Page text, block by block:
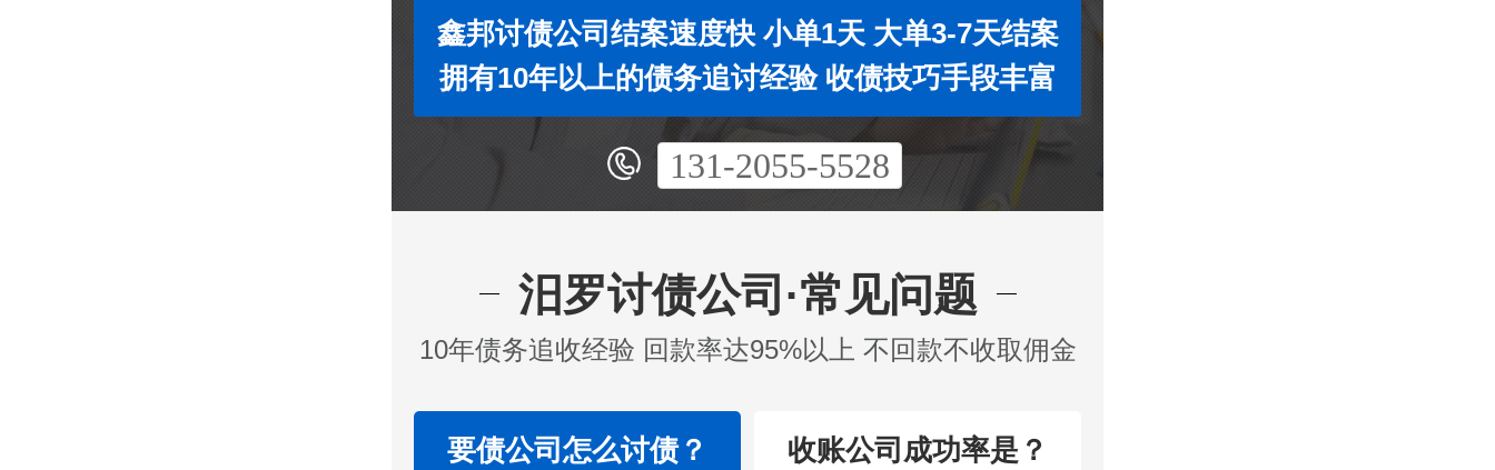
鑫邦讨债公司结案速度快 小单1天 大单3-7天结案
拥有10年以上的债务追讨经验 收债技巧手段丰富
131-2055-5528
汨罗讨债公司·常见问题
10年债务追收经验 回款率达95%以上 不回款不收取佣金
要债公司怎么讨债？ 收账公司成功率是？